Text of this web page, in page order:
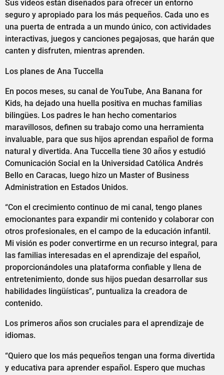
Sus videos están diseñados para ofrecer un entorno
seguro y apropiado para los más pequeños. Cada uno es
una puerta de entrada a un mundo único, con actividades
interactivas, juegos y canciones pegajosas, que harán que
canten y disfruten, mientras aprenden.
Los planes de Ana Tuccella
En pocos meses, su canal de YouTube, Ana Banana for
Kids, ha dejado una huella positiva en muchas familias
bilingües. Los padres le han hecho comentarios
maravillosos, definen su trabajo como una herramienta
invaluable, para que sus hijos aprendan español de forma
natural y divertida. Ana Tuccella tiene 30 años y estudió
Comunicación Social en la Universidad Católica Andrés
Bello en Caracas, luego hizo un Master of Business
Administration en Estados Unidos.
“Con el crecimiento continuo de mi canal, tengo planes
emocionantes para expandir mi contenido y colaborar con
otros profesionales, en el campo de la educación infantil.
Mi visión es poder convertirme en un recurso integral, para
las familias interesadas en el aprendizaje del español,
proporcionándoles una plataforma confiable y llena de
entretenimiento, donde sus hijos puedan desarrollar sus
habilidades lingüísticas”, puntualiza la creadora de
contenido.
Los primeros años son cruciales para el aprendizaje de
idiomas.
“Quiero que los más pequeños tengan una forma divertida
y educativa para aprender español. Espero que muchas